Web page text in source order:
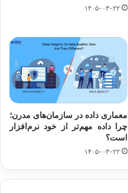
۱۴۰۵-۰۳-۲۲
معماری داده در سازمان‌های مدرن؛
چرا داده مهم‌تر از خود نرم‌افزار
است؟
۱۴۰۵-۰۳-۲۲